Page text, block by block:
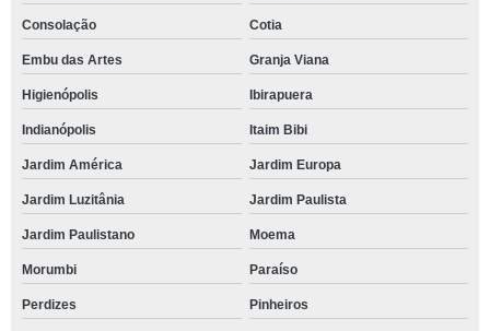
Consolação Cotia
Embu das Artes Granja Viana
Higienópolis Ibirapuera
Indianópolis Itaim Bibi
Jardim América Jardim Europa
Jardim Luzitânia Jardim Paulista
Jardim Paulistano Moema
Morumbi Paraíso
Perdizes Pinheiros